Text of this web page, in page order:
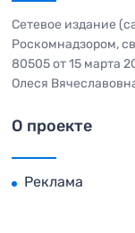
Сетевое издание
Роскомнадзором,
80505 от 15 марта
Олеся
О проекте
Реклама